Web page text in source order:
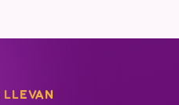
LLEVAN